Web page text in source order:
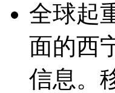
全球起
面的西
信息。